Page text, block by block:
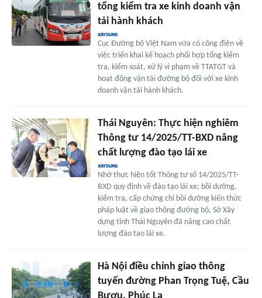
tổng kiểm tra xe kinh doanh vận
tải hành khách
Cục Đường bộ Việt Nam vừa có công điện về
việc triển khai kế hoạch phối hợp tổng kiểm
tra, kiểm soát, xử lý vi phạm về TTATGT và
hoạt động vận tải đường bộ đối với xe kinh
doanh vận tải hành khách.
Thái Nguyên: Thực hiện nghiêm
Thông tư 14/2025/TT-BXD nâng
chất lượng đào tạo lái xe
Nhờ thực hiện tốt Thông tư số 14/2025/TT-
BXD quy định về đào tạo lái xe; bồi dưỡng,
kiểm tra, cấp chứng chỉ bồi dưỡng kiến thức
pháp luật về giao thông đường bộ, Sở Xây
dựng tỉnh Thái Nguyên đã nâng cao chất
lượng đào tạo lái xe.
Hà Nội điều chỉnh giao thông
tuyến đường Phan Trọng Tuệ, Cầu
Bươu, Phúc La